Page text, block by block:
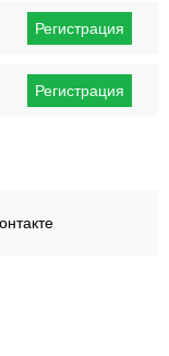
Регистрация
Регистрация